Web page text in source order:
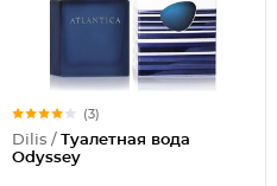
(3)
Dilis / Туалетная вода
Odyssey